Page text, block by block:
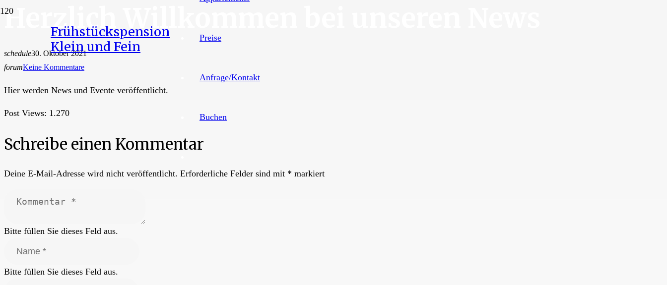
Frühstückspension
Klein und Fein
Preise
Anfrage/Kontakt
Buchen
Herzlich Willkommen bei unseren News
schedule30. Oktober 2021
forumKeine Kommentare
Hier werden News und Evente veröffentlicht.
Post Views: 1.270
Schreibe einen Kommentar
Deine E-Mail-Adresse wird nicht veröffentlicht. Erforderliche Felder sind mit * markiert
Bitte füllen Sie dieses Feld aus.
Bitte füllen Sie dieses Feld aus.